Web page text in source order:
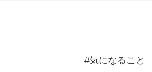
#気になること